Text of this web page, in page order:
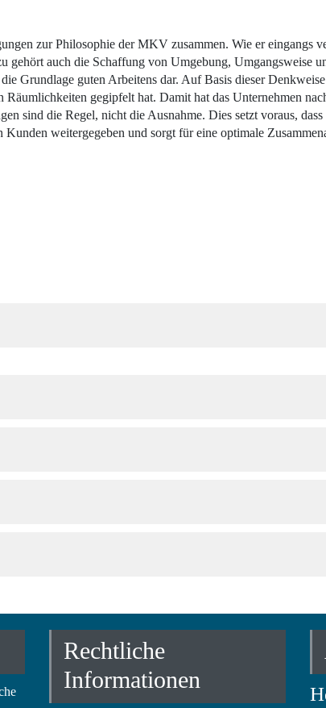
zur Philosophie der MKV zusammen. Wie er eingangs
gehört auch die Schaffung von Umgebung, Umgangsweise
Grundlage guten Arbeitens dar. Auf Basis dieser
Räumlichkeiten gegipfelt hat. Damit hat das Unternehmen
sind die Regel, nicht die Ausnahme. Dies setzt voraus,
weitergegeben und sorgt für eine optimale
Rechtliche
Informationen